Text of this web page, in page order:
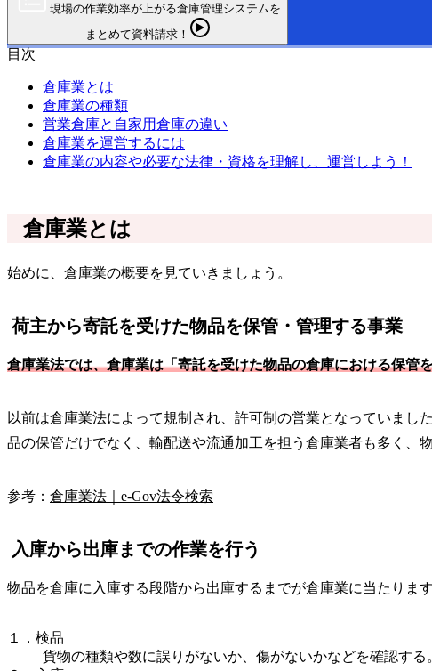
現場の作業効率が上がる倉庫管理システムを
まとめて資料請求！
目次
倉庫業とは
倉庫業の種類
営業倉庫と自家用倉庫の違い
倉庫業を運営するには
倉庫業の内容や必要な法律・資格を理解し、運営しよう！
倉庫業とは
始めに、倉庫業の概要を見ていきましょう。
荷主から寄託を受けた物品を保管・管理する事業
倉庫業法では、倉庫業は「寄託を受けた物品の倉庫における保管
以前は倉庫業法によって規制され、許可制の営業となっていま
品の保管だけでなく、輸配送や流通加工を担う倉庫業者も多く、
参考： 倉庫業法｜e-Gov法令検索
入庫から出庫までの作業を行う
物品を倉庫に入庫する段階から出庫するまでが倉庫業に当たりま
１．検品
貨物の種類や数に誤りがないか、傷がないかなどを確認する